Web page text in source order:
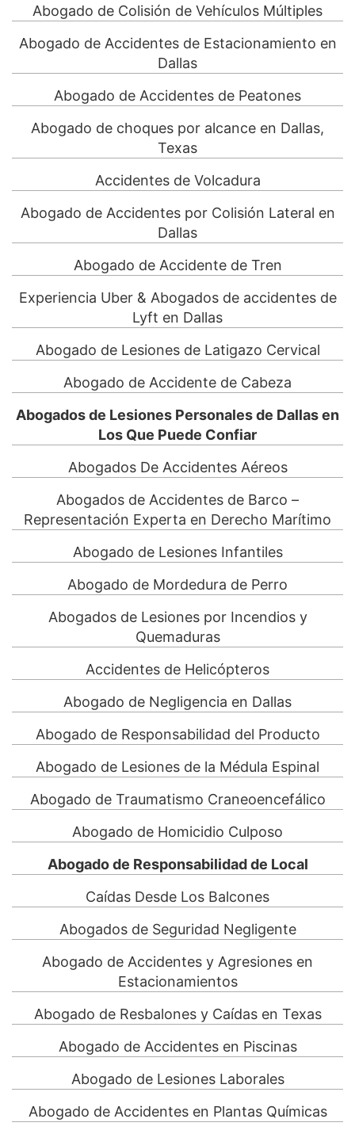
Abogado de Colisión de Vehículos Múltiples
Abogado de Accidentes de Estacionamiento en
Dallas
Abogado de Accidentes de Peatones
Abogado de choques por alcance en Dallas,
Texas
Accidentes de Volcadura
Abogado de Accidentes por Colisión Lateral en
Dallas
Abogado de Accidente de Tren
Experiencia Uber & Abogados de accidentes de
Lyft en Dallas
Abogado de Lesiones de Latigazo Cervical
Abogado de Accidente de Cabeza
Abogados de Lesiones Personales de Dallas en
Los Que Puede Confiar
Abogados De Accidentes Aéreos
Abogados de Accidentes de Barco –
Representación Experta en Derecho Marítimo
Abogado de Lesiones Infantiles
Abogado de Mordedura de Perro
Abogados de Lesiones por Incendios y
Quemaduras
Accidentes de Helicópteros
Abogado de Negligencia en Dallas
Abogado de Responsabilidad del Producto
Abogado de Lesiones de la Médula Espinal
Abogado de Traumatismo Craneoencefálico
Abogado de Homicidio Culposo
Abogado de Responsabilidad de Local
Caídas Desde Los Balcones
Abogados de Seguridad Negligente
Abogado de Accidentes y Agresiones en
Estacionamientos
Abogado de Resbalones y Caídas en Texas
Abogado de Accidentes en Piscinas
Abogado de Lesiones Laborales
Abogado de Accidentes en Plantas Químicas